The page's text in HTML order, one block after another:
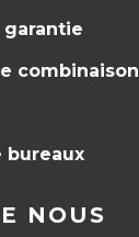
garantie
combinaison
bureaux
NOUS